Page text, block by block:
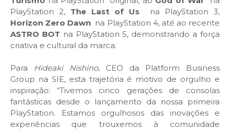
PlayStation 2, The Last of Us na PlayStation 3,
Horizon Zero Dawn na PlayStation 4, até ao recente
ASTRO BOT na PlayStation 5, demonstrando a força
criativa e cultural da marca.
Para Hideaki Nishino, CEO da Platform Business
Group na SIE, esta trajetória é motivo de orgulho e
inspiração: “Tivemos cinco gerações de consolas
fantásticas desde o lançamento da nossa primeira
PlayStation. Estamos orgulhosos das inovações e
experiências que trouxemos à comunidade